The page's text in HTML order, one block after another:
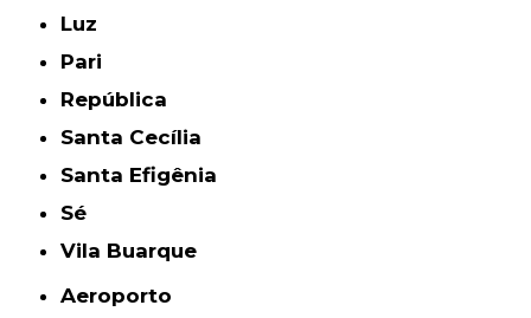
Luz
Pari
República
Santa Cecília
Santa Efigênia
Sé
Vila Buarque
Aeroporto